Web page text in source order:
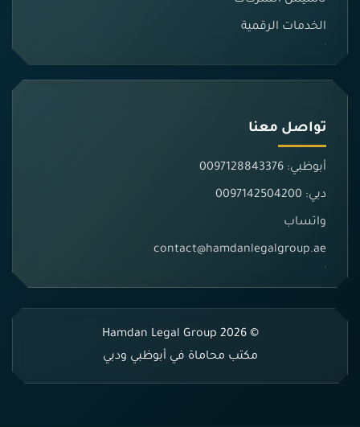
الخدمات الرقمية
تواصل معنا
أبوظبي: 0097128843376
دبي: 0097142504200
واتساب
contact@hamdanlegalgroup.ae
© 2026 Hamdan Legal Group
مكتب محاماة في أبوظبي ودبي